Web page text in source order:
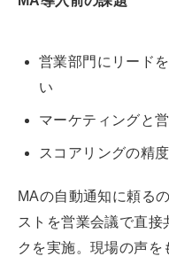
営業部門にリード
い
マーケティングと
スコアリングの精
MAの自動通知に頼る
ストを営業会議で直接
クを実施。現場の声を